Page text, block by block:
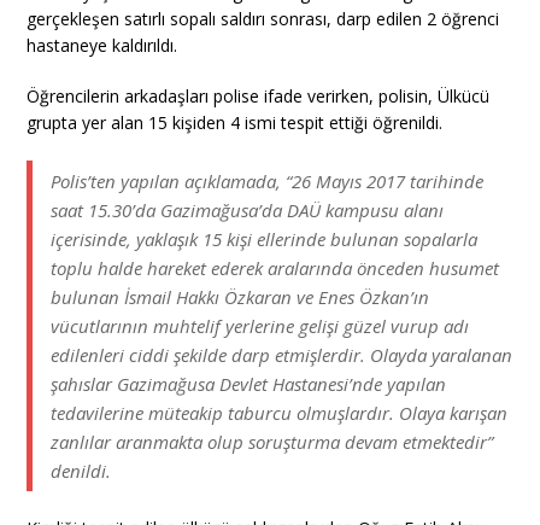
gerçekleşen satırlı sopalı saldırı sonrası, darp edilen 2 öğrenci
hastaneye kaldırıldı.
Öğrencilerin arkadaşları polise ifade verirken, polisin, Ülkücü
grupta yer alan 15 kişiden 4 ismi tespit ettiği öğrenildi.
Polis’ten yapılan açıklamada, “26 Mayıs 2017 tarihinde
saat 15.30’da Gazimağusa’da DAÜ kampusu alanı
içerisinde, yaklaşık 15 kişi ellerinde bulunan sopalarla
toplu halde hareket ederek aralarında önceden husumet
bulunan İsmail Hakkı Özkaran ve Enes Özkan’ın
vücutlarının muhtelif yerlerine gelişi güzel vurup adı
edilenleri ciddi şekilde darp etmişlerdir. Olayda yaralanan
şahıslar Gazimağusa Devlet Hastanesi’nde yapılan
tedavilerine müteakip taburcu olmuşlardır. Olaya karışan
zanlılar aranmakta olup soruşturma devam etmektedir”
denildi.